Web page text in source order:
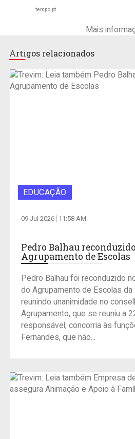
Mais
Artigos relacionados
EDUCAÇÃO
09 Jul 2026 11:58 AM
Pedro Balhau
Agrupamento de Escolas
Pedro Balhau foi reconduzido
do Agrupamento de Escolas da
reunindo unanimidade no
Agrupamento, que se reuniu a
responsável, concorria às
Fernandes, que não...